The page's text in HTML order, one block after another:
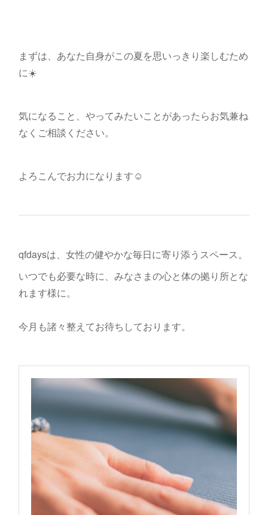
まずは、あなた自身がこの夏を思いっきり楽しむため
に☀️
気になること、やってみたいことがあったらお気兼ね
なくご相談ください。
よろこんでお力になります☺️
qfdaysは、女性の健やかな毎日に寄り添うスペース。
いつでも必要な時に、みなさまの心と体の拠り所とな
れます様に。
今月も諸々整えてお待ちしております。